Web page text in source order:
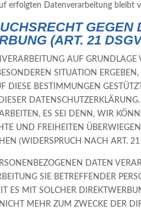
erfolgten Datenverarbeitung bleibt
(ART. 21
AUF GRUNDLAGE
SITUATION
DIESE BESTIMMUNGEN
ES SEI DENN, WIR
UND FREIHEITEN
(WIDERSPRUCH NACH ART.
DATEN
SIE BETREFFENDER
ES MIT SOLCHER
MEHR ZUM ZWECKE DER